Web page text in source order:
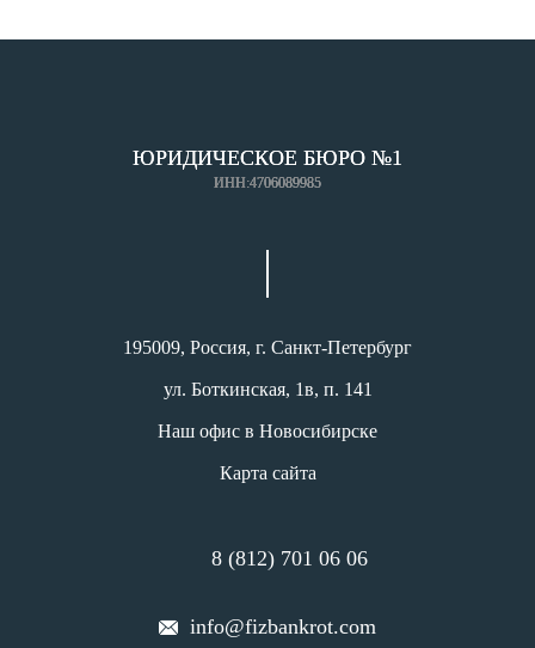
ЮРИДИЧЕСКОЕ БЮРО №1
ИНН:4706089985
195009, Россия, г. Санкт-Петербург
ул. Боткинская, 1в, п. 141
Наш офис в Новосибирске
Карта сайта
8 (812) 701 06 06
info@fizbankrot.com